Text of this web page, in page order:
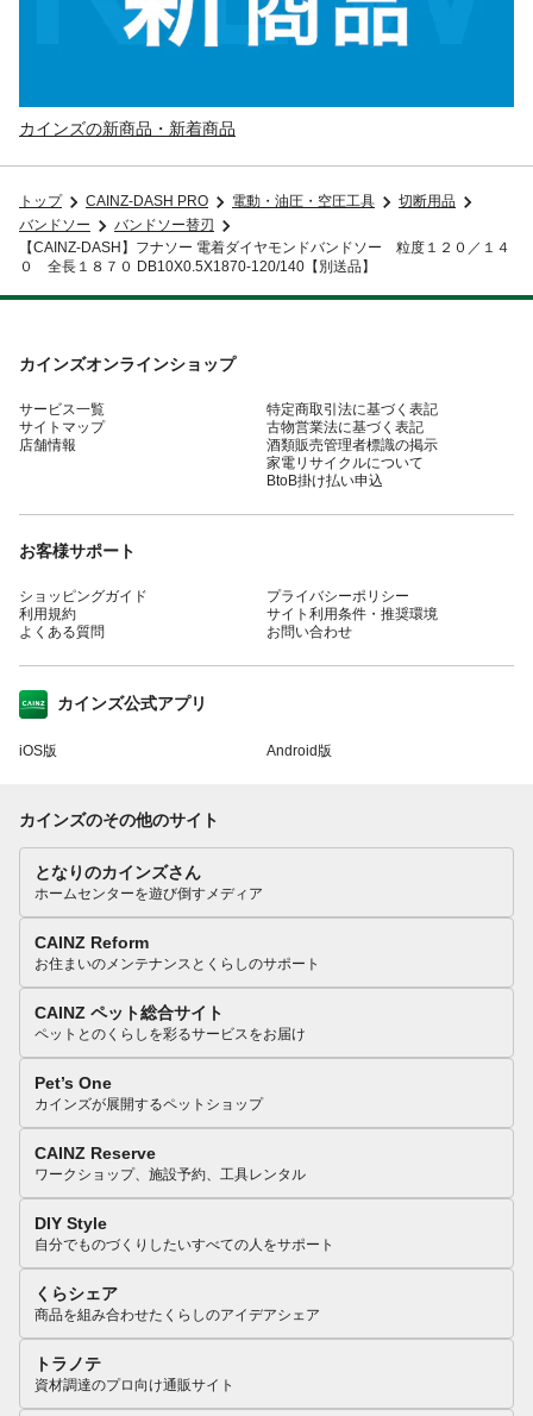
カインズの新商品・新着商品
トップ CAINZ-DASH PRO 電動・油圧・空圧工具
切断用品
バンドソー
バンドソー替刃
【CAINZ-DASH】フナソー 電着ダイヤモンドバンドソー 粒度１２０／１４
０ 全長１８７０ DB10X0.5X1870-120/140【別送品】
カインズオンラインショップ
サービス一覧
サイトマップ
店舗情報
特定商取引法に基づく表記
古物営業法に基づく表記
酒類販売管理者標識の掲示
家電リサイクルについて
BtoB掛け払い申込
お客様サポート
ショッピングガイド
利用規約
よくある質問
プライバシーポリシー
サイト利用条件・推奨環境
お問い合わせ
カインズ公式アプリ
iOS版 Android版
カインズのその他のサイト
となりのカインズさん
ホームセンターを遊び倒すメディア
CAINZ Reform
お住まいのメンテナンスとくらしのサポート
CAINZ ペット総合サイト
ペットとのくらしを彩るサービスをお届け
Pet’s One
カインズが展開するペットショップ
CAINZ Reserve
ワークショップ、施設予約、工具レンタル
DIY Style
自分でものづくりしたいすべての人をサポート
くらシェア
商品を組み合わせたくらしのアイデアシェア
トラノテ
資材調達のプロ向け通販サイト